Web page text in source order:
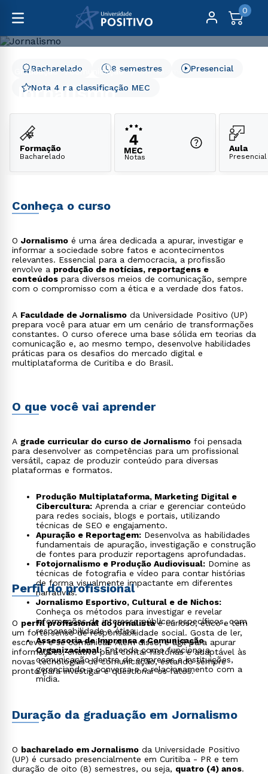
0
Graduação Comunicação Jornalismo
Jornalismo
Nota 4 na classificação MEC
8 semestres
Bacharelado Presencial
Formação
Bacharelado Notas
Aula
Presencial
Conheça o curso
O Jornalismo é uma área dedicada a apurar, investigar e
informar a sociedade sobre fatos e acontecimentos
relevantes. Essencial para a democracia, a profissão
envolve a produção de notícias, reportagens e
conteúdos para diversos meios de comunicação, sempre
com o compromisso com a ética e a verdade dos fatos.
A Faculdade de Jornalismo da Universidade Positivo (UP)
prepara você para atuar em um cenário de transformações
constantes. O curso oferece uma base sólida em teorias da
comunicação e, ao mesmo tempo, desenvolve habilidades
práticas para os desafios do mercado digital e
multiplataforma de Curitiba e do Brasil.
O que você vai aprender
A grade curricular do curso de Jornalismo foi pensada
para desenvolver as competências para um profissional
versátil, capaz de produzir conteúdo para diversas
plataformas e formatos.
Produção Multiplataforma, Marketing Digital e
Cibercultura: Aprenda a criar e gerenciar conteúdo
para redes sociais, blogs e portais, utilizando
técnicas de SEO e engajamento.
Apuração e Reportagem: Desenvolva as habilidades
fundamentais de apuração, investigação e construção
de fontes para produzir reportagens aprofundadas.
Fotojornalismo e Produção Audiovisual: Domine as
técnicas de fotografia e vídeo para contar histórias
de forma visualmente impactante em diferentes
narrativas.
Jornalismo Esportivo, Cultural e de Nichos:
Conheça os métodos para investigar e revelar
informações de interesse públicos específicos, com
responsabilidade e ética.
Assessoria de Imprensa e Comunicação
Organizacional:Entenda como funciona a
comunicação dentro de empresas e instituições,
gerenciando a conversa e o relacionamento com a
mídia.
Perfil do profissional
O perfil profissional do jornalistaé curioso, ético e tem
um forte senso de responsabilidade social. Gosta de ler,
escrever e se comunicar. Além disso, é ágil para apurar
informações, criativo para contar histórias e adaptável às
novas tecnologias de comunicação, estando sempre
pronto para investigar e questionar os fatos.
Duração da graduação em Jornalismo
O bacharelado em Jornalismo da Universidade Positivo
(UP) é cursado presencialmente em Curitiba - PR e tem
duração de oito (8) semestres, ou seja, quatro (4) anos.